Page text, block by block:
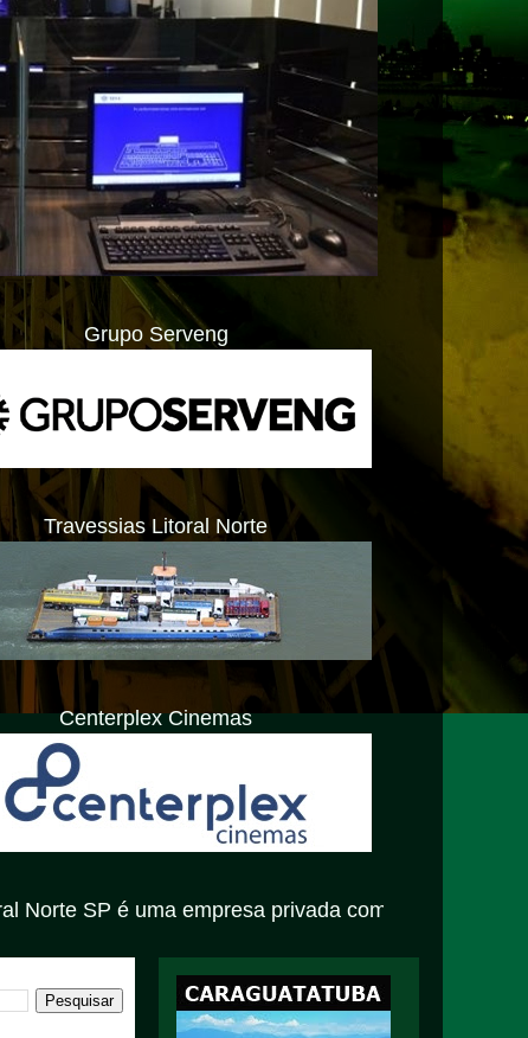
Grupo Serveng
Travessias Litoral Norte
Centerplex Cinemas
empresa privada com atendimento